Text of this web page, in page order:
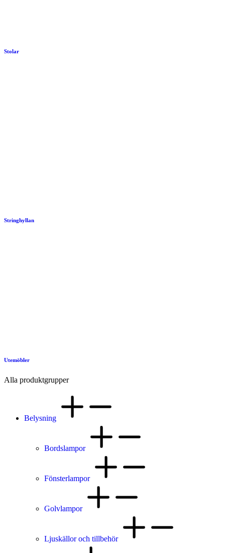
Stolar
Stringhyllan
Utemöbler
Alla produktgrupper
Belysning
Bordslampor
Fönsterlampor
Golvlampor
Ljuskällor och tillbehör